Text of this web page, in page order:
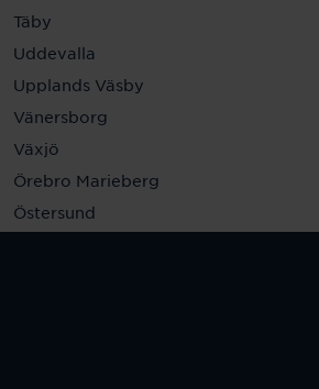
Täby
Uddevalla
Upplands Väsby
Vänersborg
Växjö
Örebro Marieberg
Östersund